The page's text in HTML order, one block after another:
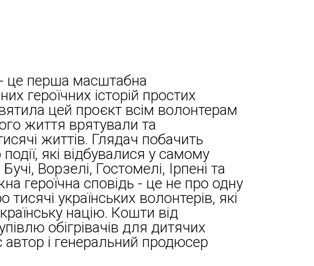
це перша масштабна
героїчних історій простих
цей проєкт всім волонтерам
життя врятували та
життів. Глядач побачить
які відбувалися у самому
Ворзелі, Гостомелі, Ірпені та
героїчна сповідь - це не про одну
тисячі українських волонтерів, які
націю. Кошти від
обігрівачів для дитячих
і генеральний продюсер